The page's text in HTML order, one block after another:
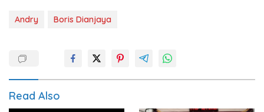
Andry Boris Dianjaya
Read Also